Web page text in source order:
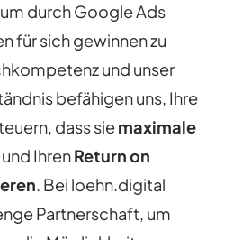
durch Google Ads
für sich gewinnen zu
und unser
befähigen uns, Ihre
dass siemaximale
und IhrenReturn on
. Bei loehn.digital
Partnerschaft, um